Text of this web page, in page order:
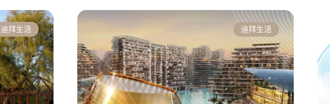
迪拜生活 迪拜生活